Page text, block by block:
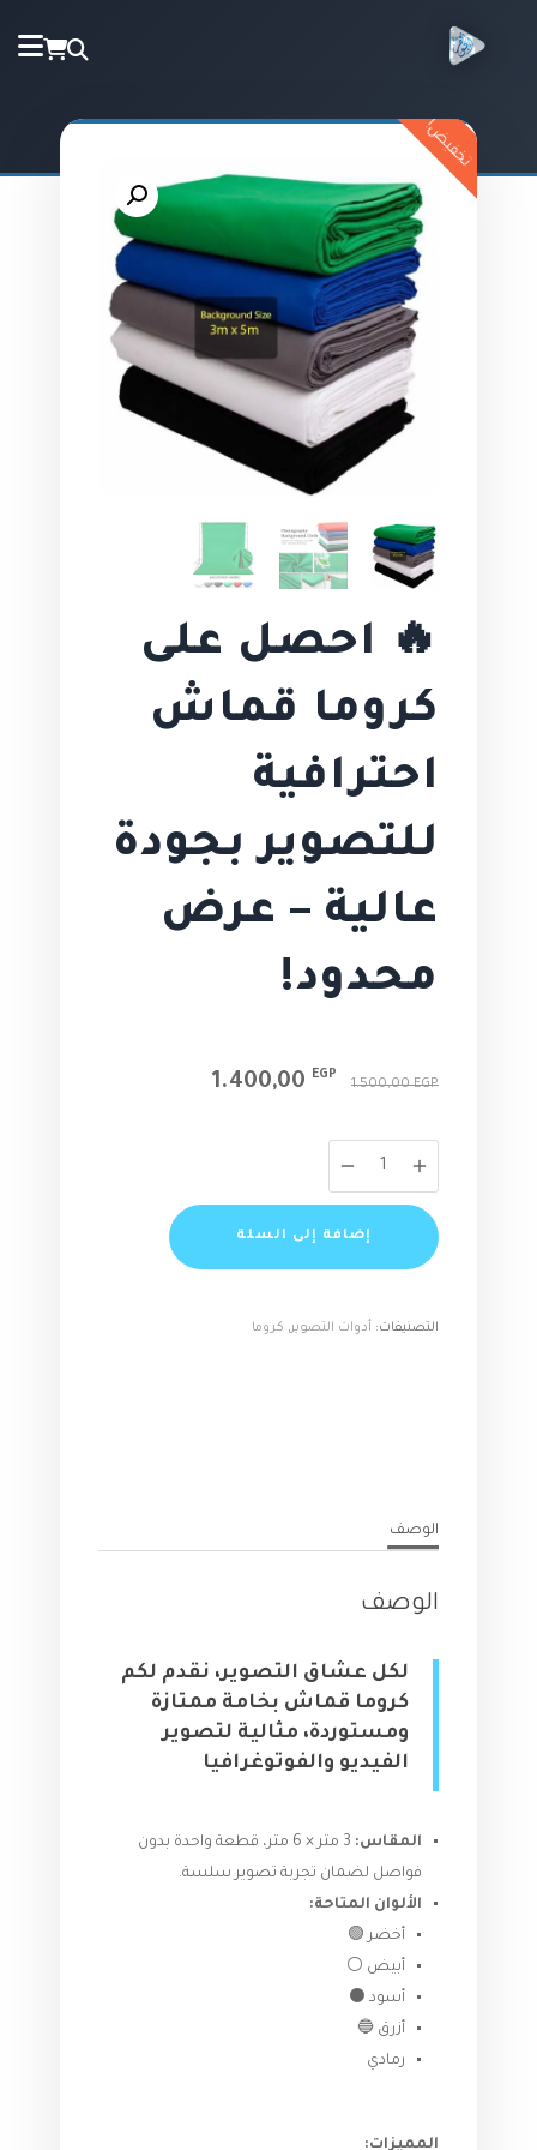
تخفيض!
🔥 احصل على
كروما قماش
احترافية
للتصوير بجودة
عالية – عرض
محدود!
1.500,00EGP
السعر
الأصلي
1.500,00 EGP.
1.400,00 EGP
احصل
على
كروما
احترافية
إضافة إلى السلة
التصنيفات: أدوات التصوير, كروما
الوصف
الوصف
لكل عشاق التصوير، نقدم لكم
كروما قماش بخامة ممتازة
ومستوردة، مثالية لتصوير
الفيديو والفوتوغرافيا
المقاس:
3 متر × 6 متر، قطعة واحدة بدون
فواصل لضمان تجربة تصوير سلسة.
الألوان المتاحة:
أخضر 🟢
أبيض ⚪
أسود ⚫
أزرق 🔵
رمادي
المميزات: